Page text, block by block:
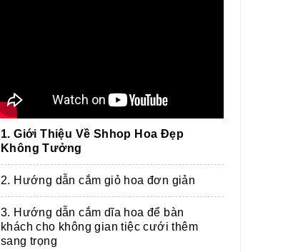
1. Giới Thiệu Về Shhop Hoa Đẹp
Không Tưởng
2. Hướng dẫn cắm giỏ hoa đơn giản
3. Hướng dẫn cắm dĩa hoa để bàn
khách cho không gian tiệc cưới thêm
sang trọng